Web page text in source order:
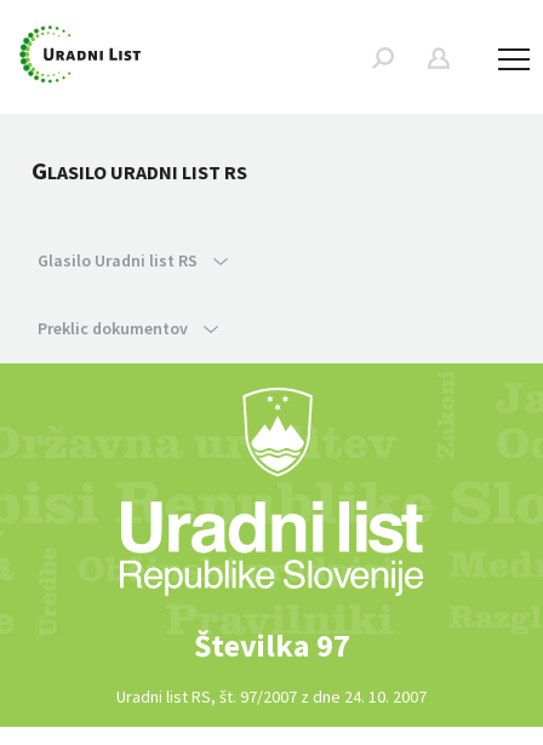
GLASILO URADNI LIST RS
Glasilo Uradni list RS
Preklic dokumentov
Številka 97
Uradni list RS, št. 97/2007 z dne 24. 10. 2007